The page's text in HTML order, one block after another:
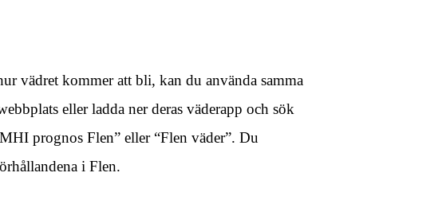
vädret kommer att bli, kan du använda samma
eller ladda ner deras väderapp och sök
prognos Flen” eller “Flen väder”. Du
i Flen.